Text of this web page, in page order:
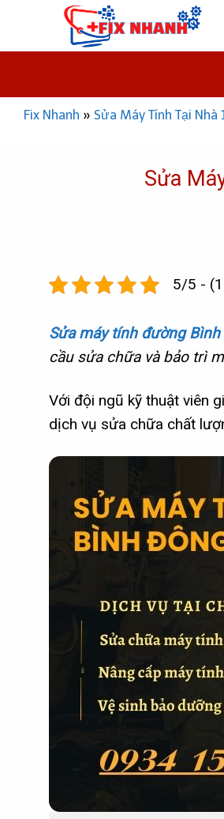
content
THÔNG TIN NHANH - FIX
Fix Nhanh » Sửa Máy Tính Tại
Sửa
5/5 -
Sửa máy tính đường
cầu sửa chữa và bảo trì
Với đội ngũ kỹ thuật viên
dịch vụ sửa chữa chất